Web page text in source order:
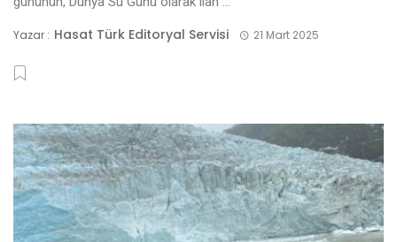
Yazar : Hasat Türk Editoryal Servisi 21 Mart 2025